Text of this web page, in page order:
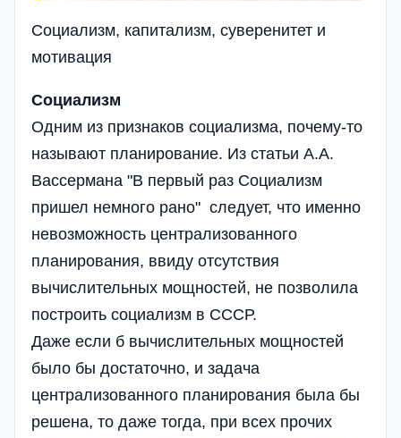
Социализм, капитализм, суверенитет и
мотивация
Социализм
Одним из признаков социализма, почему-то
называют планирование. Из статьи А.А.
Вассермана "В первый раз Социализм
пришел немного рано" следует, что именно
невозможность централизованного
планирования, ввиду отсутствия
вычислительных мощностей, не позволила
построить социализм в СССР.
Даже если б вычислительных мощностей
было бы достаточно, и задача
централизованного планирования была бы
решена, то даже тогда, при всех прочих